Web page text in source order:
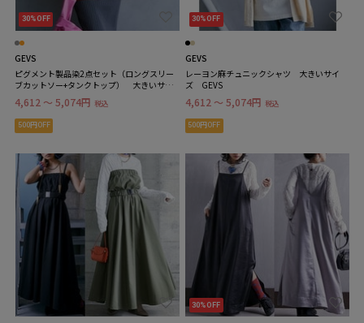
30%OFF
GEVS
ピグメント製品染2点セット（ロングスリー
ブカットソー+タンクトップ） 大きいサイ
4,612 ～ 5,074円 税込
500円OFF
30%OFF
GEVS
レーヨン麻チュニックシャツ 大きいサイ
ズ GEVS
4,612 ～ 5,074円 税込
500円OFF
30%OFF